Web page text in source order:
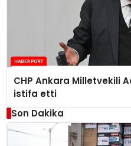
CHP Ankara Milletvekili
istifa etti
Son Dakika